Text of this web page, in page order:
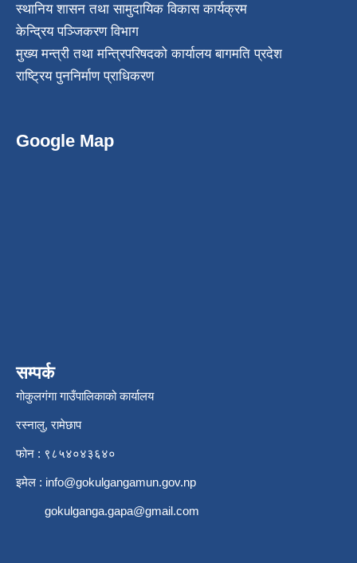
स्थानिय शासन तथा सामुदायिक विकास कार्यक्रम
केन्द्रिय पञ्जिकरण विभाग
मुख्य मन्त्री तथा मन्त्रिपरिषदको कार्यालय बागमति प्रदेश
राष्ट्रिय पुननिर्माण प्राधिकरण
Google Map
सम्पर्क
गोकुलगंगा गाउँपालिकाको कार्यालय
रस्नालु, रामेछाप
फोन : ९८५४०४३६४०
इमेल : info@gokulgangamun.gov.np
gokulganga.gapa@gmail.com